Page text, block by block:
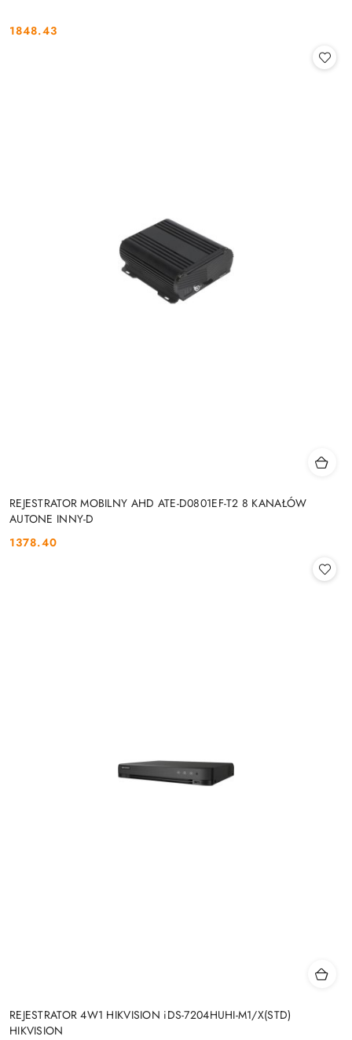
Cena:
1848.43
REJESTRATOR MOBILNY AHD ATE-D0801EF-T2 8 KANAŁÓW
AUTONE INNY-D
Cena:
1378.40
REJESTRATOR 4W1 HIKVISION iDS-7204HUHI-M1/X(STD)
HIKVISION